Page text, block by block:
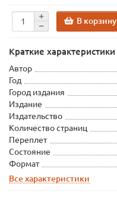
В корзину
Краткие характеристики
Автор
Год
Город издания
Издание
Издательство
Количество страниц
Переплет
Состояние
Формат
Все характеристики